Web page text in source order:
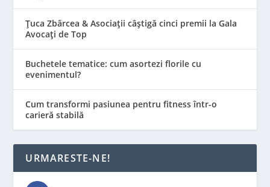
Țuca Zbârcea & Asociații câștigă cinci premii la Gala
Avocați de Top
Buchetele tematice: cum asortezi florile cu
evenimentul?
Cum transformi pasiunea pentru fitness într-o
carieră stabilă
URMARESTE-NE!